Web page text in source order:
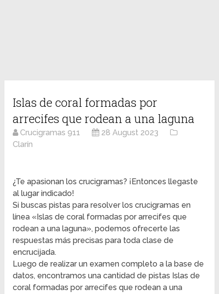
Islas de coral formadas por
arrecifes que rodean a una laguna
Crucigramas 911
28 August 2023
Clarín
¿Te apasionan los crucigramas? ¡Entonces llegaste
al lugar indicado!
Si buscas pistas para resolver los crucigramas en
línea «Islas de coral formadas por arrecifes que
rodean a una laguna», podemos ofrecerte las
respuestas más precisas para toda clase de
encrucijada.
Luego de realizar un examen completo a la base de
datos, encontramos una cantidad de pistas Islas de
coral formadas por arrecifes que rodean a una